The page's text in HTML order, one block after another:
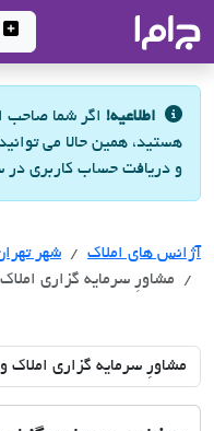
- سامانه
اطلاعیه! اگر شما صاحب
هستید، همین حالا می
و دریافت حساب کاربری در
آژانس های املاک آژانس
شهر
مشاورِ سرمایه گزاری